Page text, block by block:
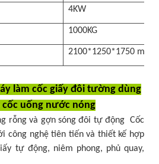
4KW
1000KG
2100*1250*1750 mm
làm cốc giấy đôi tường dùng
uống nước nóng
rỗng và gợn sóng đôi tự động Cốc
công nghệ tiên tiến và thiết kế hợp
tự động, niêm phong, phủ quay,